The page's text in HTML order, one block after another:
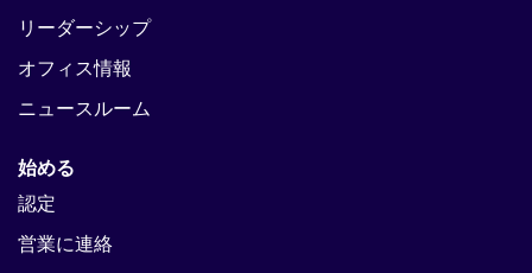
リーダーシップ
オフィス情報
ニュースルーム
始める
認定
営業に連絡